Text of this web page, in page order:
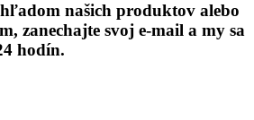
našich produktov alebo
zanechajte svoj e-mail a my sa
hodín.